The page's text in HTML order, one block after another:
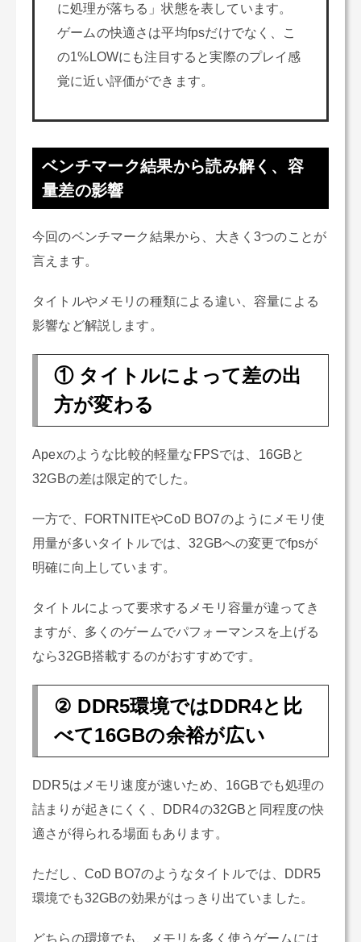
に処理が落ちる」状態を表しています。
ゲームの快適さは平均fpsだけでなく、こ
の1%LOWにも注目すると実際のプレイ感
覚に近い評価ができます。
ベンチマーク結果から読み解く、容
量差の影響
今回のベンチマーク結果から、大きく3つのことが
言えます。
タイトルやメモリの種類による違い、容量による
影響など解説します。
① タイトルによって差の出
方が変わる
Apexのような比較的軽量なFPSでは、16GBと
32GBの差は限定的でした。
一方で、FORTNITEやCoD BO7のようにメモリ使
用量が多いタイトルでは、32GBへの変更でfpsが
明確に向上しています。
タイトルによって要求するメモリ容量が違ってき
ますが、多くのゲームでパフォーマンスを上げる
なら32GB搭載するのがおすすめです。
② DDR5環境ではDDR4と比
べて16GBの余裕が広い
DDR5はメモリ速度が速いため、16GBでも処理の
詰まりが起きにくく、DDR4の32GBと同程度の快
適さが得られる場面もあります。
ただし、CoD BO7のようなタイトルでは、DDR5
環境でも32GBの効果がはっきり出ていました。
どちらの環境でも、メモリを多く使うゲームには